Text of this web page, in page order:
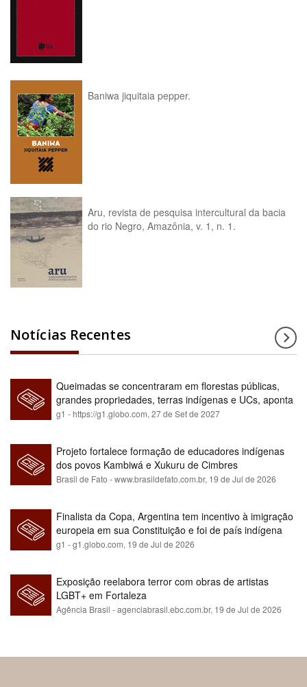
Baniwa jiquitaia pepper.
Aru, revista de pesquisa intercultural da bacia
do rio Negro, Amazônia, v. 1, n. 1.
Notícias Recentes
Queimadas se concentraram em florestas públicas,
grandes propriedades, terras indígenas e UCs, aponta
relatório
g1 - https://g1.globo.com, 27 de Set de 2027
Projeto fortalece formação de educadores indígenas
dos povos Kambiwá e Xukuru de Cimbres
Brasil de Fato - www.brasildefato.com.br, 19 de Jul de 2026
Finalista da Copa, Argentina tem incentivo à imigração
europeia em sua Constituição e foi de país indígena
para maioria branca
g1 - g1.globo.com, 19 de Jul de 2026
Exposição reelabora terror com obras de artistas
LGBT+ em Fortaleza
Agência Brasil - agenciabrasil.ebc.com.br, 19 de Jul de 2026